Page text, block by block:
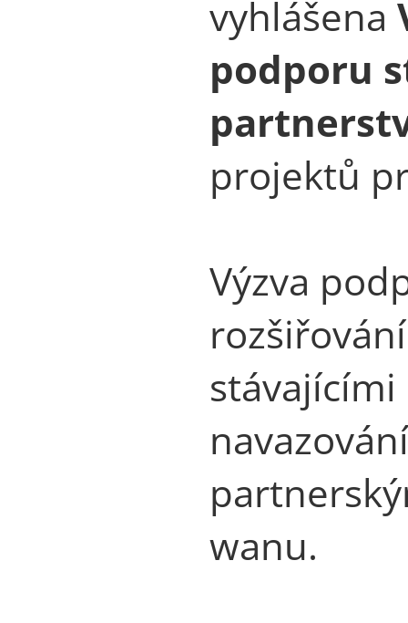
vyhlášena
podporu
projektů
Výzva
wanu.